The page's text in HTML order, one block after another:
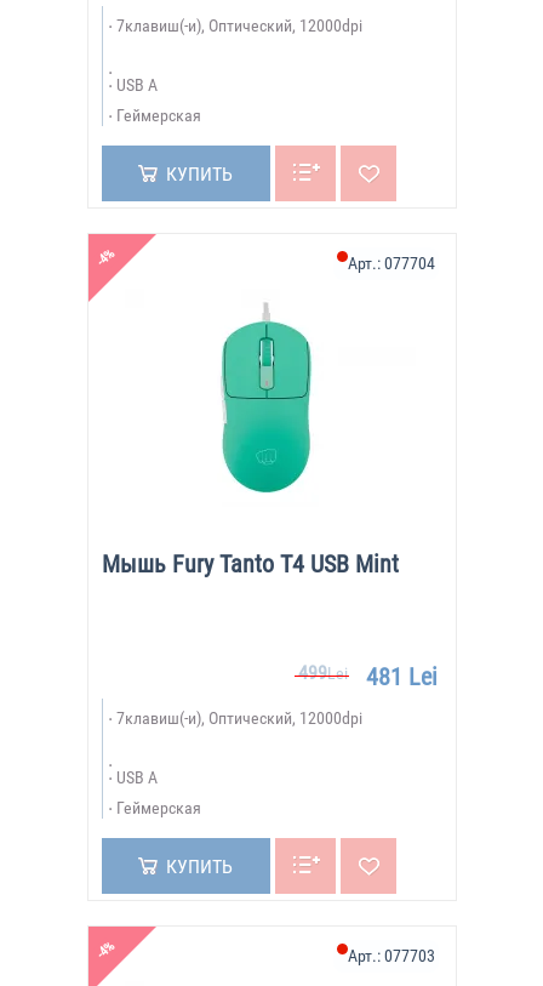
7клавиш(-и), Оптический, 12000dpi
USB A
Геймерская
КУПИТЬ
-4%
Мышь Fury Tanto T4 USB Mint
Арт.:077704
499Lei 481 Lei
7клавиш(-и), Оптический, 12000dpi
USB A
Геймерская
КУПИТЬ
-4% Арт.:077703